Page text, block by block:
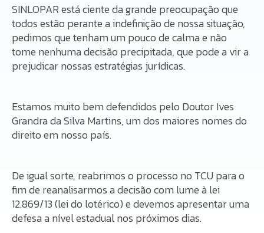
SINLOPAR está ciente da grande preocupação que
todos estão perante a indefinição de nossa situação,
pedimos que tenham um pouco de calma e não
tome nenhuma decisão precipitada, que pode a vir a
prejudicar nossas estratégias jurídicas.
Estamos muito bem defendidos pelo Doutor Ives
Grandra da Silva Martins, um dos maiores nomes do
direito em nosso país.
De igual sorte, reabrimos o processo no TCU para o
fim de reanalisarmos a decisão com lume à lei
12.869/13 (lei do lotérico) e devemos apresentar uma
defesa a nível estadual nos próximos dias.